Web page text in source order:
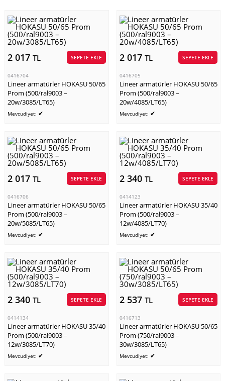
2 017 TL SEPETE EKLE
0416704
Lineer armatürler HOKASU 50/65
Prom (500/ral9003 –
20w/3085/LT65)
Mevcudiyet: ✔
2 017 TL SEPETE EKLE
0416705
Lineer armatürler HOKASU 50/65
Prom (500/ral9003 –
20w/4085/LT65)
Mevcudiyet: ✔
2 017 TL SEPETE EKLE
0416706
Lineer armatürler HOKASU 50/65
Prom (500/ral9003 –
20w/5085/LT65)
Mevcudiyet: ✔
2 340 TL SEPETE EKLE
0414123
Lineer armatürler HOKASU 35/40
Prom (500/ral9003 –
12w/4085/LT70)
Mevcudiyet: ✔
2 340 TL SEPETE EKLE
0414134
Lineer armatürler HOKASU 35/40
Prom (500/ral9003 –
12w/3085/LT70)
Mevcudiyet: ✔
2 537 TL SEPETE EKLE
0416713
Lineer armatürler HOKASU 50/65
Prom (750/ral9003 –
30w/3085/LT65)
Mevcudiyet: ✔